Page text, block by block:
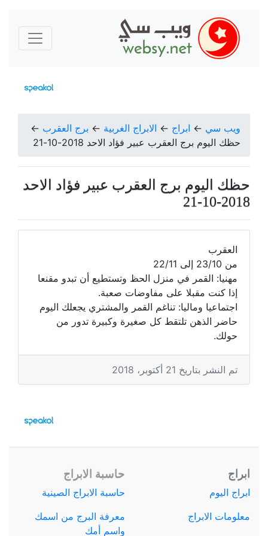
ويب سي ← ابراج ← الابراج الغربية ← برج العقرب ←
حظك اليوم برج العقرب عبير فؤاد الاحد 2018-10-21
حظك اليوم برج العقرب عبير فؤاد الاحد
2018-10-21
العقرب
من 23/10 إلى 22/11
مهنيا: القمر في منزل الحظ وتستطيع أن تبدو مقنعا
إذا كنت مقبلا على مفاوضات صعبة.
اجتماعيا وماليا: تناغم القمر والمشتري يجعلك اليوم
حاضر الذهن تلتقط كل صغيرة وكبيرة تدور من
حولك.
تم النشر بتاريخ 21 أكتوبر، 2018
ابراج
ابراج اليوم
معلومات الابراج
حاسبة الابراج
حاسبة الابراج الصينية
معرفة البرج من اسمك
واسم أمك